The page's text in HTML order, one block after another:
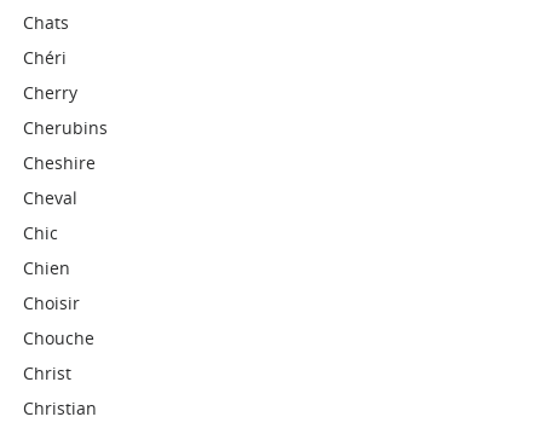
Chats
Chéri
Cherry
Cherubins
Cheshire
Cheval
Chic
Chien
Choisir
Chouche
Christ
Christian